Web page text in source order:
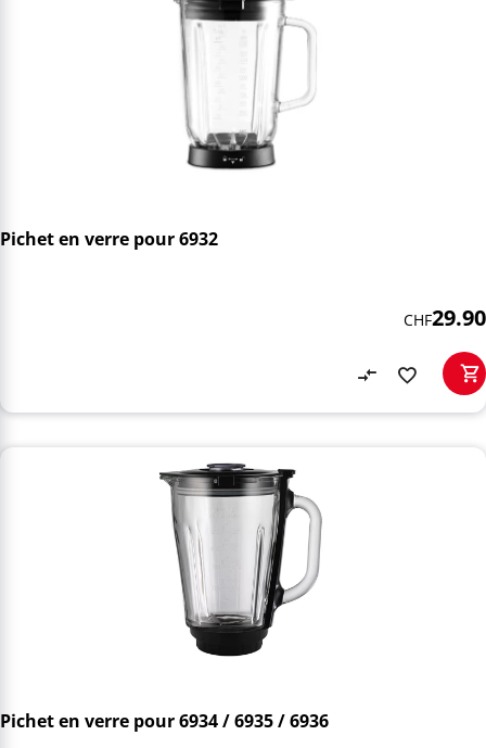
Pichet en verre pour 6932
CHF29.90
Pichet en verre pour 6934 / 6935 / 6936